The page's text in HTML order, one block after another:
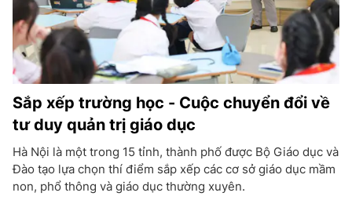
Sắp xếp trường học - Cuộc chuyển đổi về
tư duy quản trị giáo dục
Hà Nội là một trong 15 tỉnh, thành phố được Bộ Giáo dục và
Đào tạo lựa chọn thí điểm sắp xếp các cơ sở giáo dục mầm
non, phổ thông và giáo dục thường xuyên.